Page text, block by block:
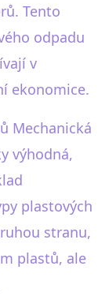
Tento
odpadu
v
ekonomice.
Mechanická
výhodná,
plastových
stranu,
plastů, ale